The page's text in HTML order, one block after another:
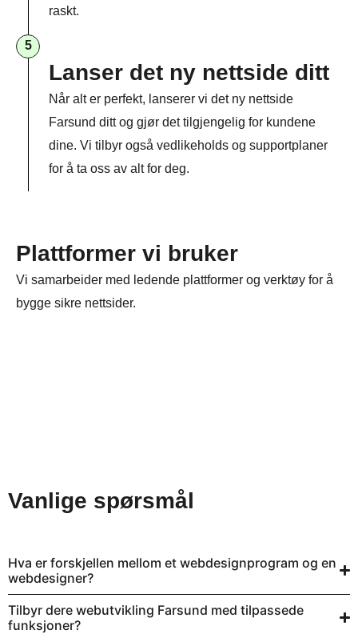
raskt.
5
Lanser det ny nettside ditt
Når alt er perfekt, lanserer vi det ny nettside
Farsund ditt og gjør det tilgjengelig for kundene
dine. Vi tilbyr også vedlikeholds og supportplaner
for å ta oss av alt for deg.
Plattformer vi bruker
Vi samarbeider med ledende plattformer og verktøy for å
bygge sikre nettsider.
Vanlige spørsmål
Hva er forskjellen mellom et webdesignprogram og en
webdesigner?
Tilbyr dere webutvikling Farsund med tilpassede
funksjoner?